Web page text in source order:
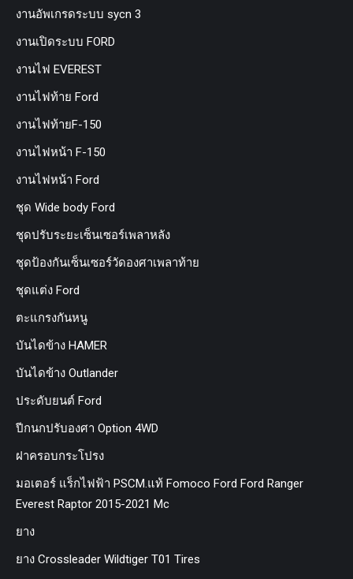
งานอัพเกรดระบบ sycn 3
งานเปิดระบบ FORD
งานไฟ EVEREST
งานไฟท้าย Ford
งานไฟท้ายF-150
งานไฟหน้า F-150
งานไฟหน้า Ford
ชุด Wide body Ford
ชุดปรับระยะเซ็นเซอร์เพลาหลัง
ชุดป้องกันเซ็นเซอร์วัดองศาเพลาท้าย
ชุดแต่ง Ford
ตะแกรงกันหนู
บันไดข้าง HAMER
บันไดข้าง Outlander
ประดับยนต์ Ford
ปีกนกปรับองศา Option 4WD
ฝาครอบกระโปรง
มอเตอร์ แร็กไฟฟ้า PSCM.แท้ Fomoco Ford Ford Ranger
Everest Raptor 2015-2021 Mc
ยาง
ยาง Crossleader Wildtiger T01 Tires